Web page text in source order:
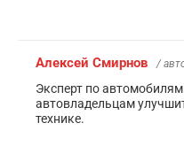
Алексей Смирнов /
Эксперт по
автовладельцам
технике.